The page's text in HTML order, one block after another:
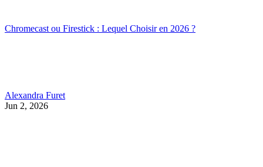
Chromecast ou Firestick : Lequel Choisir en 2026 ?
Alexandra Furet
Jun 2, 2026